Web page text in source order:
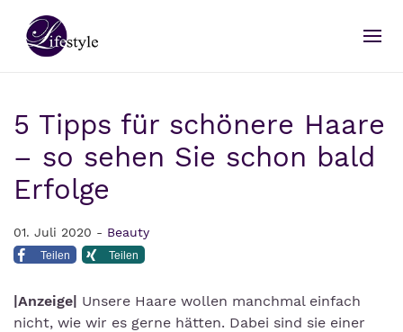
5 Tipps für schönere Haare
– so sehen Sie schon bald
Erfolge
01. Juli 2020 - Beauty
Teilen Teilen
|Anzeige| Unsere Haare wollen manchmal einfach
nicht, wie wir es gerne hätten. Dabei sind sie einer